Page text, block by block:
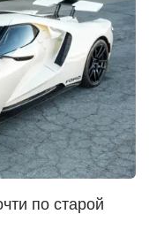
по старой